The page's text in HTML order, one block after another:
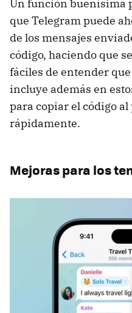
Un función buenísima
que Telegram puede
de los mensajes
código, haciendo que
fáciles de entender
incluye además en
para copiar el código
rápidamente.
Mejoras para los